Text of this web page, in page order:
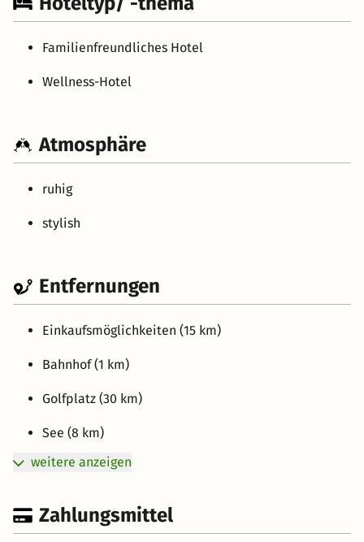
Familienfreundliches Hotel
Wellness-Hotel
Atmosphäre
ruhig
stylish
Entfernungen
Einkaufsmöglichkeiten (15 km)
Bahnhof (1 km)
Golfplatz (30 km)
See (8 km)
weitere anzeigen
Zahlungsmittel